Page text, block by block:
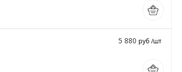
5 880 руб /шт